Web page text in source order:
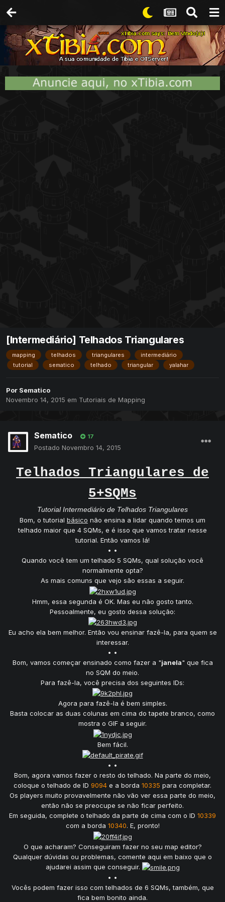
[Intermediário] Telhados Triangulares
mapping telhados triangulares
intermediário
tutorial
sematico telhado triangular yalahar
Por Sematico
Novembro 14, 2015 em Tutoriais de Mapping
Sematico 17
Postado Novembro 14, 2015
Telhados Triangulares de
5+SQMs
Tutorial Intermediário de Telhados Triangulares
Bom, o tutorial básico não ensina a lidar quando temos um
telhado maior que 4 SQMs, e é isso que vamos tratar nesse
tutorial. Então vamos lá!
• •
Quando você tem um telhado 5 SQMs, qual solução você
normalmente opta?
As mais comuns que vejo são essas a seguir.
Hmm, essa segunda é OK. Mas eu não gosto tanto.
Pessoalmente, eu gosto dessa solução:
Eu acho ela bem melhor. Então vou ensinar fazê-la, para quem se
interessar.
• •
Bom, vamos começar ensinado como fazer a "janela" que fica
no SQM do meio.
Para fazê-la, você precisa dos seguintes IDs:
Agora para fazê-la é bem simples.
Basta colocar as duas colunas em cima do tapete branco, como
mostra o GIF a seguir.
Bem fácil.
• •
Bom, agora vamos fazer o resto do telhado. Na parte do meio,
coloque o telhado de ID 9094 e a borda 10335 para completar.
Os players muito provavelmente não vão ver essa parte do meio,
então não se preocupe se não ficar perfeito.
Em seguida, complete o telhado da parte de cima com o ID 10339
com a borda 10340. E, pronto!
O que acharam? Conseguiram fazer no seu map editor?
Qualquer dúvidas ou problemas, comente aqui em baixo que o
ajudarei assim que conseguir.
• •
Vocês podem fazer isso com telhados de 6 SQMs, também, que
fica bem bonito ainda.